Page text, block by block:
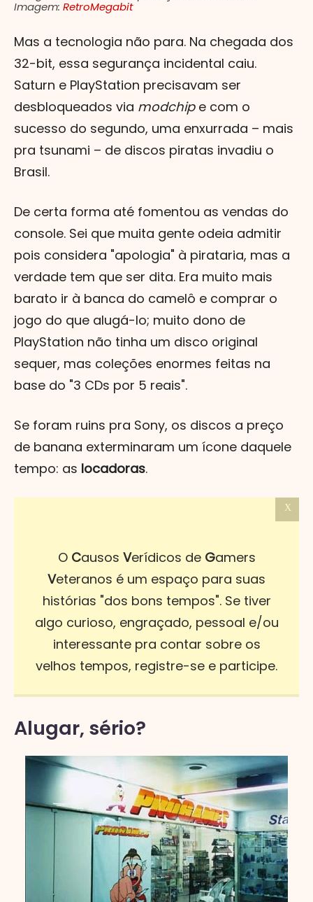
Imagem: RetroMegabit
Mas a tecnologia não para. Na chegada dos
32-bit, essa segurança incidental caiu.
Saturn e PlayStation precisavam ser
desbloqueados via modchipe com o
sucesso do segundo, uma enxurrada – mais
pra tsunami – de discos piratas invadiu o
Brasil.
De certa forma até fomentou as vendas do
console. Sei que muita gente odeia admitir
pois considera "apologia" à pirataria, mas a
verdade tem que ser dita. Era muito mais
barato ir à banca do camelô e comprar o
jogo do que alugá-lo; muito dono de
PlayStation não tinha um disco original
sequer, mas coleções enormes feitas na
base do "3 CDs por 5 reais".
Se foram ruins pra Sony, os discos a preço
de banana exterminaram um ícone daquele
tempo: as locadoras.
X
O Causos Verídicos de Gamers
Veteranos é um espaço para suas
histórias "dos bons tempos". Se tiver
algo curioso, engraçado, pessoal e/ou
interessante pra contar sobre os
velhos tempos, registre-se e participe.
Alugar, sério?